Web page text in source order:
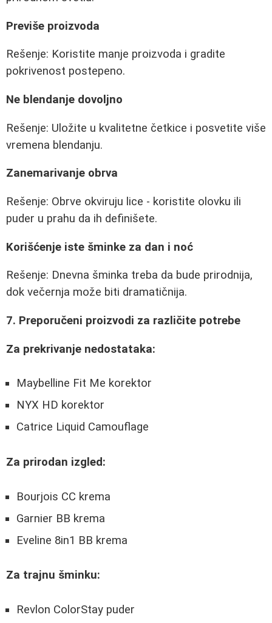
Previše proizvoda
Rešenje: Koristite manje proizvoda i gradite
pokrivenost postepeno.
Ne blendanje dovoljno
Rešenje: Uložite u kvalitetne četkice i posvetite više
vremena blendanju.
Zanemarivanje obrva
Rešenje: Obrve okviruju lice - koristite olovku ili
puder u prahu da ih definišete.
Korišćenje iste šminke za dan i noć
Rešenje: Dnevna šminka treba da bude prirodnija,
dok večernja može biti dramatičnija.
7. Preporučeni proizvodi za različite potrebe
Za prekrivanje nedostataka:
Maybelline Fit Me korektor
NYX HD korektor
Catrice Liquid Camouflage
Za prirodan izgled:
Bourjois CC krema
Garnier BB krema
Eveline 8in1 BB krema
Za trajnu šminku:
Revlon ColorStay puder